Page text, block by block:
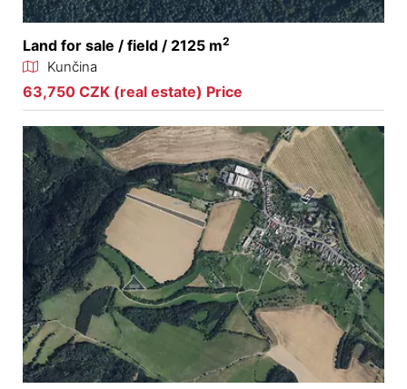
Land for sale / field / 2125 m2
Kunčina
63,750 CZK (real estate) Price